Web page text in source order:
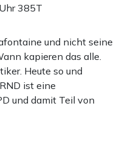
385T
und nicht seine
kapieren das alle.
Heute so und
ist eine
und damit Teil von